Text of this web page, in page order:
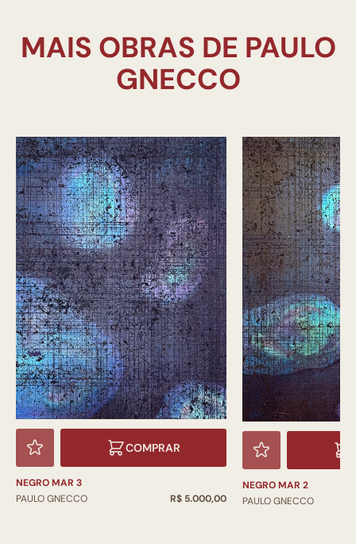
MAIS OBRAS DE PAULO
COMPRAR
NEGRO MAR 3
PAULO GNECCO
R$ 5.000,00
NEGRO MAR 2
PAULO GNECCO